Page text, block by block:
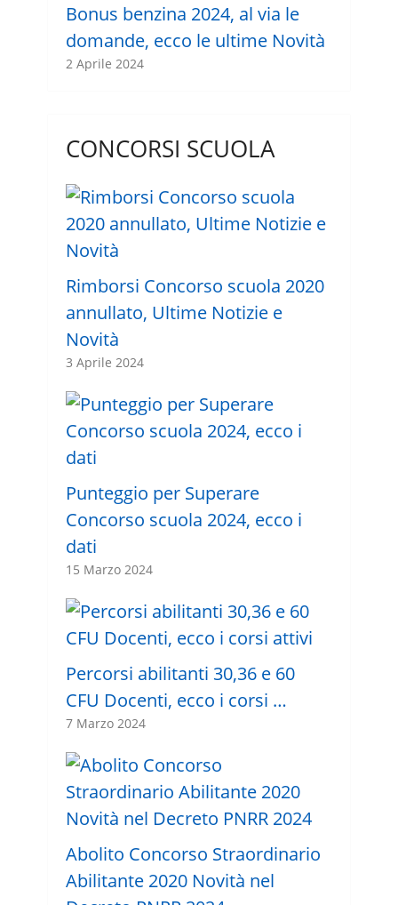
Bonus benzina 2024, al via le
domande, ecco le ultime Novità
2 Aprile 2024
CONCORSI SCUOLA
Rimborsi Concorso scuola 2020
annullato, Ultime Notizie e
Novità
3 Aprile 2024
Punteggio per Superare
Concorso scuola 2024, ecco i
dati
15 Marzo 2024
Percorsi abilitanti 30,36 e 60
CFU Docenti, ecco i corsi …
7 Marzo 2024
Abolito Concorso Straordinario
Abilitante 2020 Novità nel